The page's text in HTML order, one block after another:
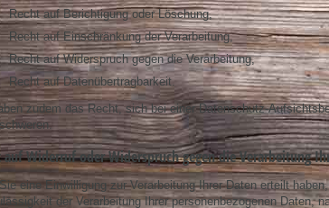
Recht auf Berichtigung oder Löschung,
Recht auf Einschränkung der Verarbeitung,
Recht auf Widerspruch gegen die Verarbeitung,
Recht auf Datenübertragbarkeit.
zudem das Recht, sich bei einer Datenschutz-
auf Widerruf oder Widerspruch gegen die Verarbeitung
eine Einwilligung zur Verarbeitung Ihrer Daten erteilt
der Verarbeitung Ihrer personenbezogenen Daten,